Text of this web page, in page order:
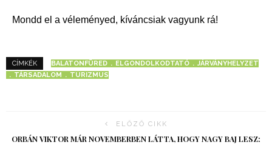
Mondd el a véleményed, kíváncsiak vagyunk rá!
CÍMKÉK BALATONFÜRED ELGONDOLKODTATÓ
JÁRVÁNYHELYZET
TÁRSADALOM
TURIZMUS
ELŐZŐ CIKK
ORBÁN VIKTOR MÁR NOVEMBERBEN LÁTTA, HOGY NAGY BAJ LESZ: